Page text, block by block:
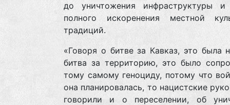
до уничтожения инфраструктуры и
полного искоренения местной
традиций.
«Говоря о битве за Кавказ, это была
битва за территорию, это было
тому самому геноциду, потому что
она планировалась, то нацистские
говорили и о переселении, об